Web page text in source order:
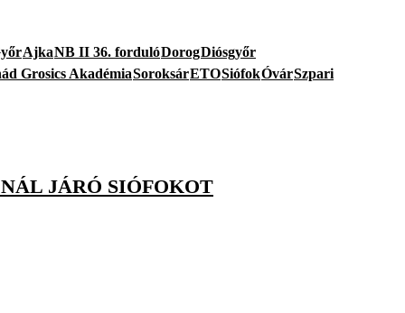
AjkaNB II 36. fordulóDorogDiósgyőr
Grosics AkadémiaSoroksárETOSiófokÓvárSzpari
JÁRÓ SIÓFOKOT